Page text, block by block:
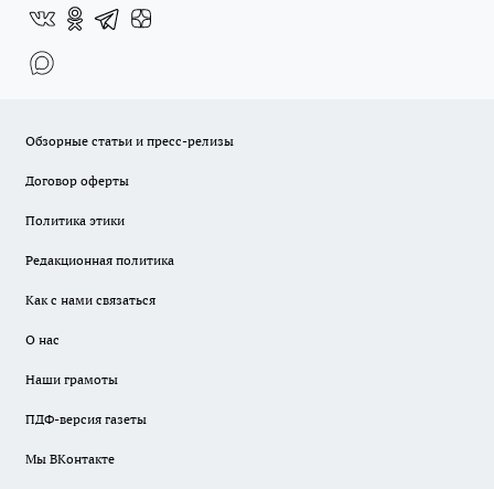
Обзорные статьи и пресс-релизы
Договор оферты
Политика этики
Редакционная политика
Как с нами связаться
О нас
Наши грамоты
ПДФ-версия газеты
Мы ВКонтакте